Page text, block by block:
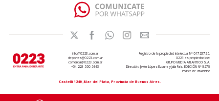
info@0223.com.ar
deportes@0223.com.ar
comercial@0223.com.ar
+54 223 550 5443
Registro de la propiedad intelectual Nº 01723725.
0223 es propiedad de:
GRUPO MEDIA ATLANTICO S.A.
Dirección: Javier López Ezcurra y Julia Paiz. EDICIÓN Nº 8278
Política de Privacidad
Castelli 1240 ,Mar del Plata, Provincia de Buenos Aires.